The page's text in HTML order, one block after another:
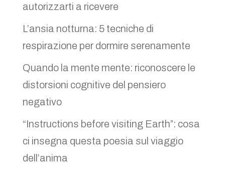
autorizzarti a ricevere
L’ansia notturna: 5 tecniche di
respirazione per dormire serenamente
Quando la mente mente: riconoscere le
distorsioni cognitive del pensiero
negativo
“Instructions before visiting Earth”: cosa
ci insegna questa poesia sul viaggio
dell’anima